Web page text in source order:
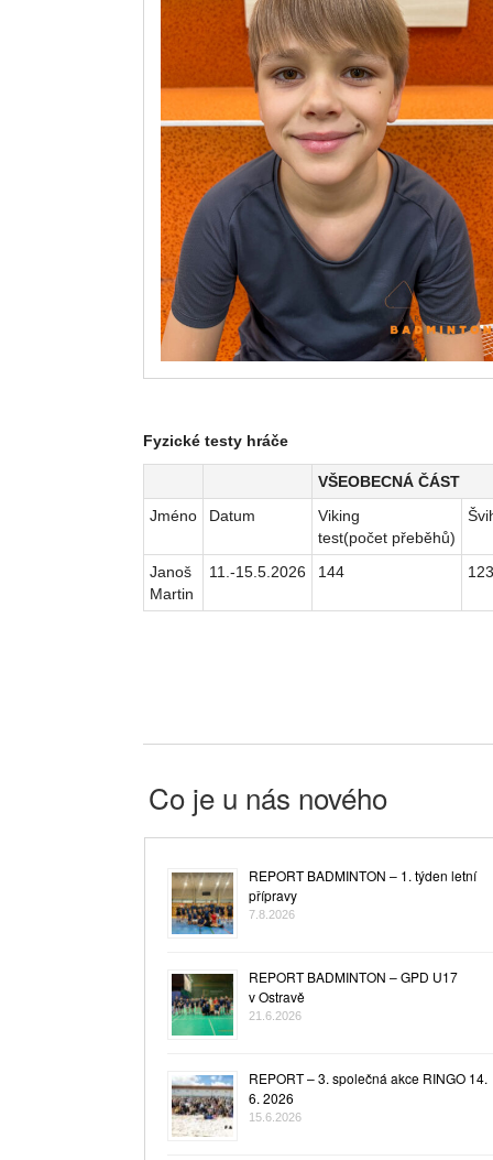
Fyzické testy hráče
VŠEOBECNÁ ČÁST
Jméno
Datum
Viking
test(počet přeběhů)
Janoš
Martin
11.-15.5.2026 144 123
Co je u nás nového
REPORT BADMINTON – 1. týden letní
přípravy
7.8.2026
REPORT BADMINTON – GPD U17
v Ostravě
21.6.2026
REPORT – 3. společná akce RINGO 14.
6. 2026
15.6.2026